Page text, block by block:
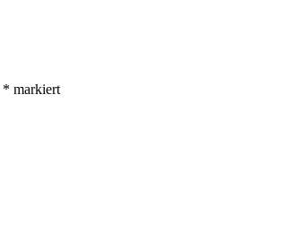
* markiert